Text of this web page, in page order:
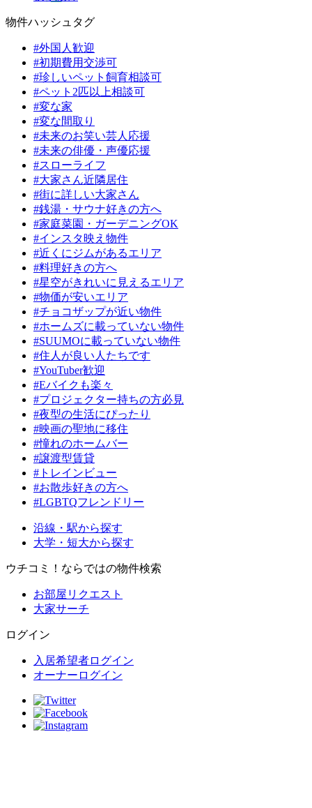
物件ハッシュタグ
#外国人歓迎
#初期費用交渉可
#珍しいペット飼育相談可
#ペット2匹以上相談可
#変な家
#変な間取り
#未来のお笑い芸人応援
#未来の俳優・声優応援
#スローライフ
#大家さん近隣居住
#街に詳しい大家さん
#銭湯・サウナ好きの方へ
#家庭菜園・ガーデニングOK
#インスタ映え物件
#近くにジムがあるエリア
#料理好きの方へ
#星空がきれいに見えるエリア
#物価が安いエリア
#チョコザップが近い物件
#ホームズに載っていない物件
#SUUMOに載っていない物件
#住人が良い人たちです
#YouTuber歓迎
#Eバイクも楽々
#プロジェクター持ちの方必見
#夜型の生活にぴったり
#映画の聖地に移住
#憧れのホームバー
#譲渡型賃貸
#トレインビュー
#お散歩好きの方へ
#LGBTQフレンドリー
沿線・駅から探す
大学・短大から探す
ウチコミ！ならではの物件検索
お部屋リクエスト
大家サーチ
ログイン
入居希望者ログイン
オーナーログイン